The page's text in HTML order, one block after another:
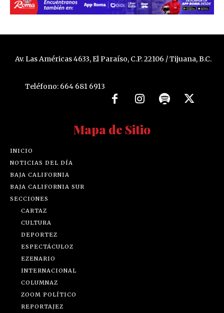
Av. Las Américas 4633, El Paraíso, C.P. 22106 / Tijuana, B.C.
Teléfono: 664 681 6913
Mapa de Sitio
INICIO
NOTICIAS DEL DÍA
BAJA CALIFORNIA
BAJA CALIFORNIA SUR
SECCIONES
CARTAZ
CULTURA
DEPORTEZ
ESPECTÁCULOZ
EZENARIO
INTERNACIONAL
COLUMNAZ
ZOOM POLÍTICO
REPORTAJEZ